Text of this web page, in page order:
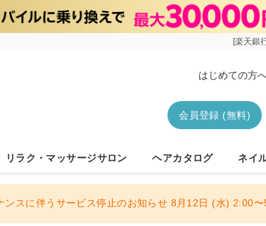
[楽天銀
はじめての方
会員登録 (無料)
リラク・マッサージサロン ヘアカタログ ネイ
ンスに伴うサービス停止のお知らせ 8月12日 (水) 2:00